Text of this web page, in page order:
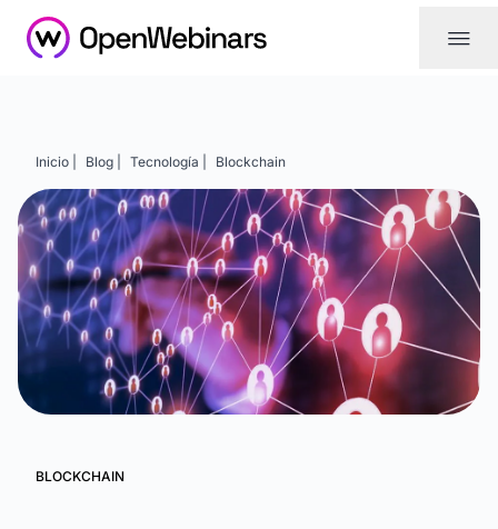
|||
Inicio | Blog | Tecnología | Blockchain
BLOCKCHAIN